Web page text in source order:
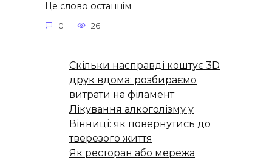
Це слово останнім
0 26
Скільки насправді коштує 3D
друк вдома: розбираємо
витрати на філамент
Лікування алкоголізму у
Вінниці: як повернутись до
тверезого життя
Як ресторан або мережа